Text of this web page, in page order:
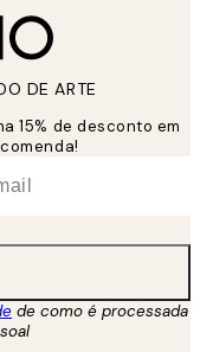
DE ARTE
15% de desconto em
de como é processada